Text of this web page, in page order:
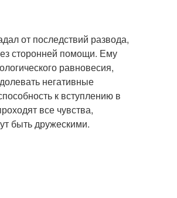
от последствий развода,
сторонней помощи. Ему
равновесия,
негативные
к вступлению в
все чувства,
быть дружескими.